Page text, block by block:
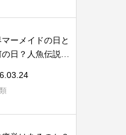
ーメイドの日と
日？人魚伝説と